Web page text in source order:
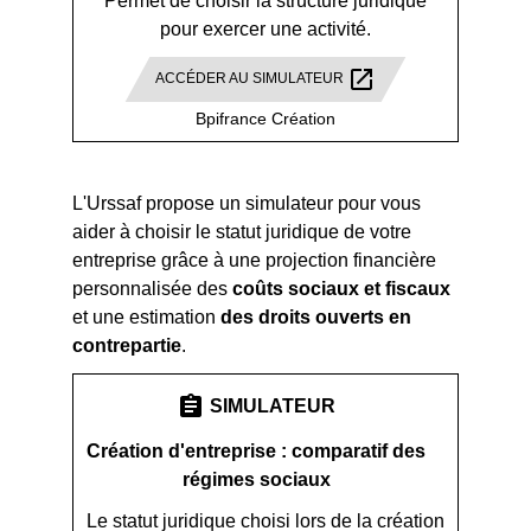
pour exercer une activité.
ACCÉDER AU SIMULATEUR open_in_new
Bpifrance Création
L'Urssaf propose un simulateur pour vous
aider à choisir le statut juridique de votre
entreprise grâce à une projection financière
personnalisée descoûts sociaux et fiscaux
et une estimation des droits ouverts en
contrepartie.
assignment SIMULATEUR
Création d'entreprise : comparatif des
régimes sociaux
Le statut juridique choisi lors de la création